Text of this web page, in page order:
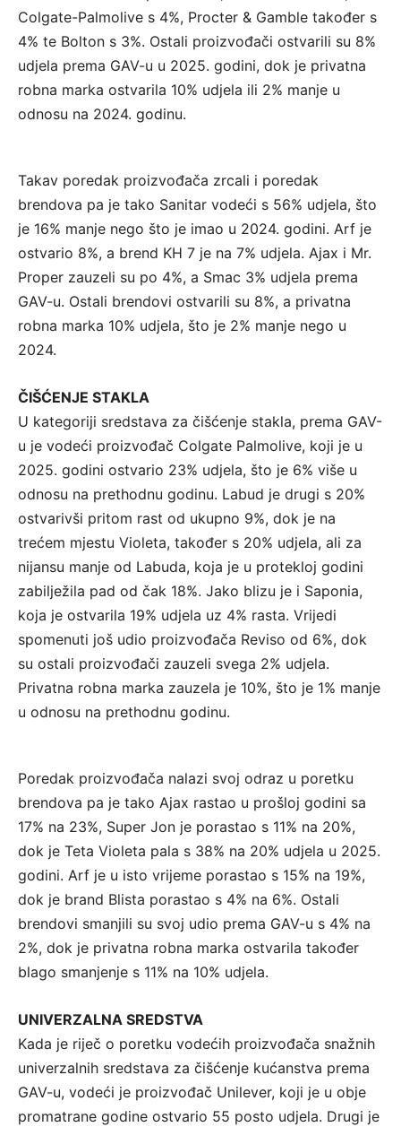
Colgate-Palmolive s 4%, Procter & Gamble također s
4% te Bolton s 3%. Ostali proizvođači ostvarili su 8%
udjela prema GAV-u u 2025. godini, dok je privatna
robna marka ostvarila 10% udjela ili 2% manje u
odnosu na 2024. godinu.
Takav poredak proizvođača zrcali i poredak
brendova pa je tako Sanitar vodeći s 56% udjela, što
je 16% manje nego što je imao u 2024. godini. Arf je
ostvario 8%, a brend KH 7 je na 7% udjela. Ajax i Mr.
Proper zauzeli su po 4%, a Smac 3% udjela prema
GAV-u. Ostali brendovi ostvarili su 8%, a privatna
robna marka 10% udjela, što je 2% manje nego u
2024.
ČIŠĆENJE STAKLA
U kategoriji sredstava za čišćenje stakla, prema GAV-
u je vodeći proizvođač Colgate Palmolive, koji je u
2025. godini ostvario 23% udjela, što je 6% više u
odnosu na prethodnu godinu. Labud je drugi s 20%
ostvarivši pritom rast od ukupno 9%, dok je na
trećem mjestu Violeta, također s 20% udjela, ali za
nijansu manje od Labuda, koja je u protekloj godini
zabilježila pad od čak 18%. Jako blizu je i Saponia,
koja je ostvarila 19% udjela uz 4% rasta. Vrijedi
spomenuti još udio proizvođača Reviso od 6%, dok
su ostali proizvođači zauzeli svega 2% udjela.
Privatna robna marka zauzela je 10%, što je 1% manje
u odnosu na prethodnu godinu.
Poredak proizvođača nalazi svoj odraz u poretku
brendova pa je tako Ajax rastao u prošloj godini sa
17% na 23%, Super Jon je porastao s 11% na 20%,
dok je Teta Violeta pala s 38% na 20% udjela u 2025.
godini. Arf je u isto vrijeme porastao s 15% na 19%,
dok je brand Blista porastao s 4% na 6%. Ostali
brendovi smanjili su svoj udio prema GAV-u s 4% na
2%, dok je privatna robna marka ostvarila također
blago smanjenje s 11% na 10% udjela.
UNIVERZALNA SREDSTVA
Kada je riječ o poretku vodećih proizvođača snažnih
univerzalnih sredstava za čišćenje kućanstva prema
GAV-u, vodeći je proizvođač Unilever, koji je u obje
promatrane godine ostvario 55 posto udjela. Drugi je